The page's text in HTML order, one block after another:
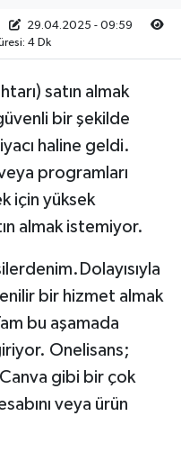
29.04.2025 - 09:59
4 Dk
satın almak
bir şekilde
haline geldi.
programları
için yüksek
almak istemiyor.
bir hizmet almak
bu aşamada
Onelisans;
gibi bir çok
veya ürün